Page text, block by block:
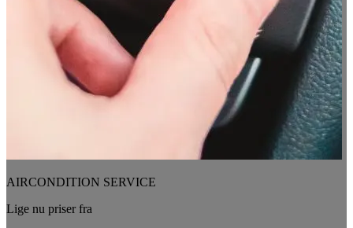
AIRCONDITION SERVICE
Lige nu priser fra